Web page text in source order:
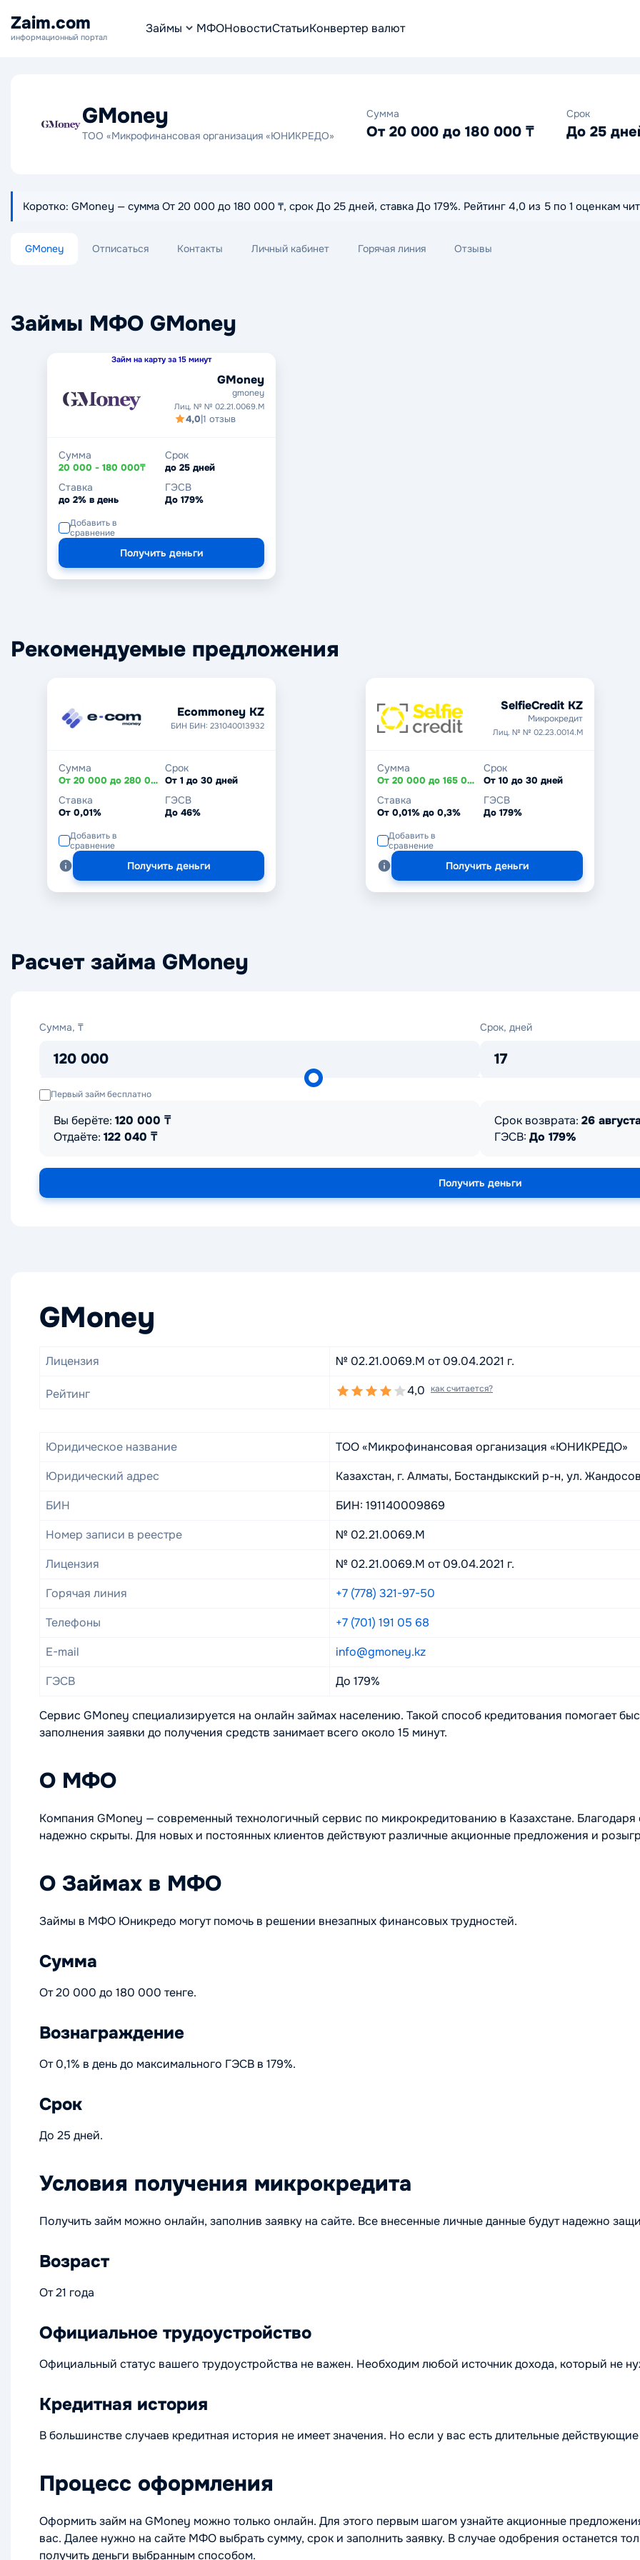
Zaim.com
информационный портал
Займы МФОНовостиСтатьиКонвертер валют
GMoney
TOO «Микрофинансовая организация «ЮНИКРЕДО»
Сумма
От 20 000 до 180 000 ₸
Срок
До 25
Коротко: GMoney — сумма От 20 000 до 180 000 ₸, срок До 25 дней, ставка До 179%. Рейтинг 4,0 из 5 по 1 оценкам
GMoney Отписаться Контакты Личный кабинет Горячая линия Отзывы
Займы МФО GMoney
Займ на карту за 15 минут
GMoney
gmoney
Лиц. № № 02.21.0069.M
4,0|1 отзыв
Сумма
20 000 - 180 000₸
Срок
до 25 дней
Ставка
до 2% в день
ГЭСВ
До 179%
Добавить в
сравнение
Получить деньги
Рекомендуемые предложения
Ecommoney KZ
БИН БИН: 231040013932
Сумма
От 20 000 до 280 000 ₸
Срок
От 1 до 30 дней
Ставка
От 0,01%
ГЭСВ
До 46%
Добавить в
сравнение
Получить деньги
SelfieCredit KZ
Микрокредит
Лиц. № № 02.23.0014.М
Сумма
От 20 000 до 165 000 ₸
Срок
От 10 до 30 дней
Ставка
От 0,01% до 0,3%
ГЭСВ
До 179%
Добавить в
сравнение
Получить деньги
Расчет займа GMoney
Сумма, ₸
120 000
Сумма,
Срок, дней
17
Срок,
Первый займ бесплатно
Вы берёте: 120 000 ₸
Отдаёте: 122 040 ₸
Срок возврата: 26
ГЭСВ: До 179%
Получить деньги
GMoney
Лицензия № 02.21.0069.M от 09.04.2021 г.
Рейтинг 4,0 как считается?
Юридическое название
TOO «Микрофинансовая организация «ЮНИКРЕДО»
Юридический адрес
Казахстан, г. Алматы, Бостандыкский р-н, ул.
БИН
БИН: 191140009869
Номер записи в реестре
№ 02.21.0069.M
Лицензия
№ 02.21.0069.M от 09.04.2021 г.
Горячая линия
+7 (778) 321-97-50
Телефоны
+7 (701) 191 05 68
E-mail
info@gmoney.kz
ГЭСВ
До 179%
Сервис GMoney специализируется на онлайн займах населению. Такой способ кредитования помогает
заполнения заявки до получения средств занимает всего около 15 минут.
О МФО
Компания GMoney — современный технологичный сервис по микрокредитованию в Казахстане.
надежно скрыты. Для новых и постоянных клиентов действуют различные акционные предложения и
О Займах в МФО
Займы в МФО Юникредо могут помочь в решении внезапных финансовых трудностей.
Сумма
От 20 000 до 180 000 тенге.
Вознаграждение
От 0,1% в день до максимального ГЭСВ в 179%.
Срок
До 25 дней.
Условия получения микрокредита
Получить займ можно онлайн, заполнив заявку на сайте. Все внесенные личные данные будут надежно
Возраст
От 21 года
Официальное трудоустройство
Официальный статус вашего трудоустройства не важен. Необходим любой источник дохода, который не
Кредитная история
В большинстве случаев кредитная история не имеет значения. Но если у вас есть длительные
Процесс оформления
Оформить займ на GMoney можно только онлайн. Для этого первым шагом узнайте акционные
вас. Далее нужно на сайте МФО выбрать сумму, срок и заполнить заявку. В случае одобрения останется
получить деньги выбранным способом.